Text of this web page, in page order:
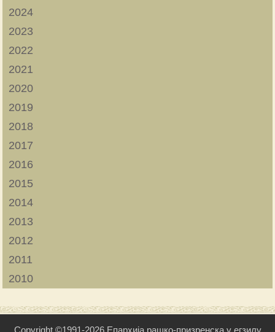
2024
2023
2022
2021
2020
2019
2018
2017
2016
2015
2014
2013
2012
2011
2010
Copyright ©1991-2026 Епархија рашко-призренска у егзилу